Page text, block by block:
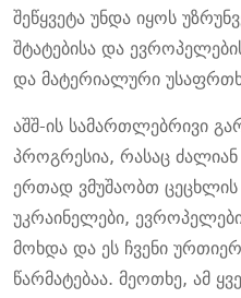
შეწყვეტა უნდა იყოს
შტატებისა და
და მატერიალური
აშშ-ის სამართლებრივი
პროგრესია, რასაც ძალიან
ერთად ვმუშაობთ ცეცხლის
უკრაინელები,
მოხდა და ეს ჩვენი
წარმატებაა. მეოთხე, ამ